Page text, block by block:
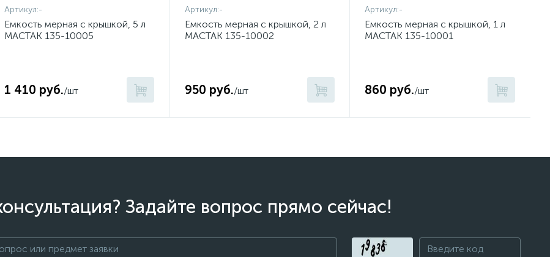
Артикул:-
Емкость мерная с крышкой, 5 л
МАСТАК 135-10005
1 410 руб./шт
Артикул:-
Емкость мерная с крышкой, 2 л
МАСТАК 135-10002
950 руб./шт
Артикул:-
Емкость мерная с крышкой, 1 л
МАСТАК 135-10001
860 руб./шт
Задайте вопрос прямо сейчас!